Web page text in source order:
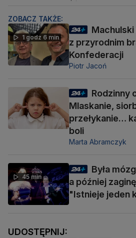
ZOBACZ TAKŻE:
1 godz 6 min
z przyrodnim
Konfederacji
Piotr Jacoń
Rodzinny
Mlaskanie,
przełykanie…
boli
Marta Abramczyk
45 min
Była
a później
"Istnieje jeden
UDOSTĘPNIJ: